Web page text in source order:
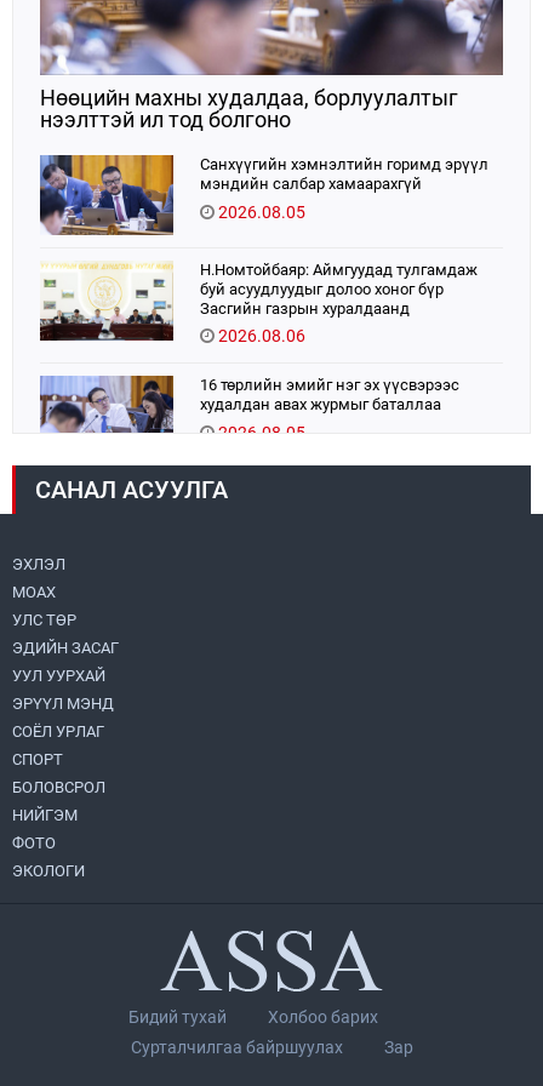
Нөөцийн махны худалдаа, борлуулалтыг
нээлттэй ил тод болгоно
Санхүүгийн хэмнэлтийн горимд эрүүл
мэндийн салбар хамаарахгүй
2026.08.05
Н.Номтойбаяр: Аймгуудад тулгамдаж
буй асуудлуудыг долоо хоног бүр
Засгийн газрын хуралдаанд
танилцуулж, шийдвэрлүүлнэ
2026.08.06
16 төрлийн эмийг нэг эх үүсвэрээс
худалдан авах журмыг баталлаа
2026.08.05
УИХ-ын дарга С.Бямбацогт:
Нийслэлийн Засаг дарга бөгөөд
Улаанбаатар хотын Захирагч
Б.Пүрэвдагва ХУД-ийн 12,13, 14-р
ажиллалаа
2026.08.04
Монгол Улс “COP17”-д “Тал хээрийн
САНАЛ АСУУЛГА
ЭХЛЭЛ
МОАХ
УЛС ТӨР
ЭДИЙН ЗАСАГ
УУЛ УУРХАЙ
ЭРҮҮЛ МЭНД
СОЁЛ УРЛАГ
СПОРТ
БОЛОВСРОЛ
НИЙГЭМ
ФОТО
ЭКОЛОГИ
Бидий тухай
Холбоо барих
Сурталчилгаа байршуулах
Зар